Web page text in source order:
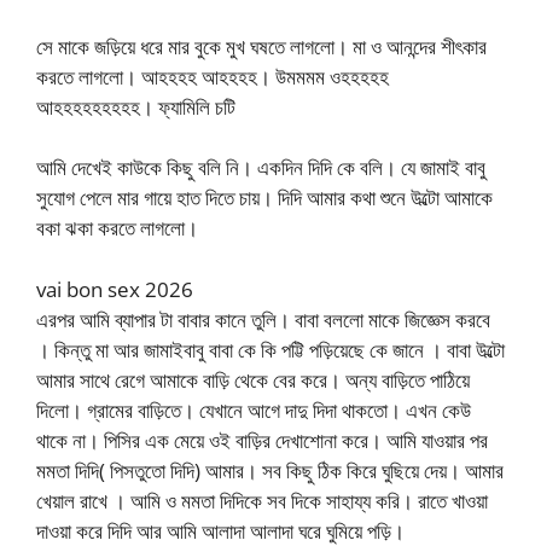
সে মাকে জড়িয়ে ধরে মার বুকে মুখ ঘষতে লাগলো। মা ও আনন্দের শীৎকার
করতে লাগলো। আহহহহ আহহহহ। উমমমম ওহহহহহ
আহহহহহহহহহ। ফ্যামিলি চটি
আমি দেখেই কাউকে কিছু বলি নি। একদিন দিদি কে বলি। যে জামাই বাবু
সুযোগ পেলে মার গায়ে হাত দিতে চায়। দিদি আমার কথা শুনে উল্টো আমাকে
বকা ঝকা করতে লাগলো।
vai bon sex 2026
এরপর আমি ব্যাপার টা বাবার কানে তুলি। বাবা বললো মাকে জিজ্ঞেস করবে
। কিন্তু মা আর জামাইবাবু বাবা কে কি পট্টি পড়িয়েছে কে জানে । বাবা উল্টো
আমার সাথে রেগে আমাকে বাড়ি থেকে বের করে। অন্য বাড়িতে পাঠিয়ে
দিলো। গ্রামের বাড়িতে। যেখানে আগে দাদু দিদা থাকতো। এখন কেউ
থাকে না। পিসির এক মেয়ে ওই বাড়ির দেখাশোনা করে। আমি যাওয়ার পর
মমতা দিদি( পিসতুতো দিদি) আমার। সব কিছু ঠিক কিরে ঘুছিয়ে দেয়। আমার
খেয়াল রাখে । আমি ও মমতা দিদিকে সব দিকে সাহায্য করি। রাতে খাওয়া
দাওয়া করে দিদি আর আমি আলাদা আলাদা ঘরে ঘুমিয়ে পড়ি।